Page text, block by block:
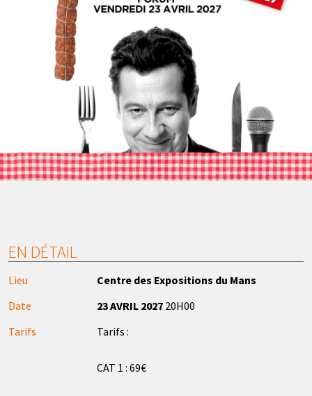
EN DÉTAIL
Lieu
Centre des Expositions du Mans
Date
23 AVRIL 2027 20H00
Tarifs
Tarifs :
CAT 1 : 69€